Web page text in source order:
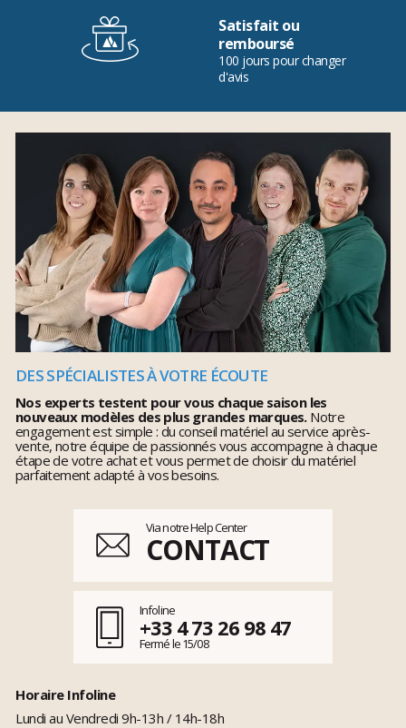
Satisfait ou
remboursé
100 jours pour changer
d'avis
DES SPÉCIALISTES À VOTRE ÉCOUTE
Nos experts testent pour vous chaque saison les
nouveaux modèles des plus grandes marques.Notre
engagement est simple : du conseil matériel au service après-
vente, notre équipe de passionnés vous accompagne à chaque
étape de votre achat et vous permet de choisir du matériel
parfaitement adapté à vos besoins.
Via notre Help Center
CONTACT
Infoline
+33 4 73 26 98 47
Fermé le 15/08
Horaire Infoline
Lundi au Vendredi 9h-13h / 14h-18h